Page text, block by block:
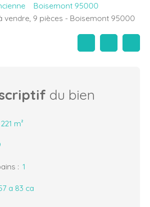
Boisemont 95000
vendre, 9 pièces - Boisemont 95000
du bien
221 m²
: 1
a 83 ca